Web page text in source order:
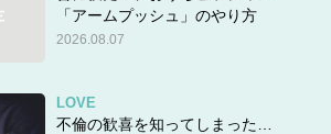
「アームプッシュ」のやり方
2026.08.07
LOVE
不倫の歓喜を知ってしまった…